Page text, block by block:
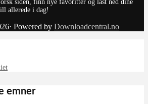
siden, finn nye favoritter og last ned dine
allerede i dag!
Powered by Downloadcentral.no
emner